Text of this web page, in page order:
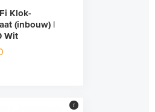
Klok-
(inbouw) |
Wit
i